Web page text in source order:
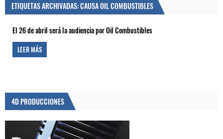
ETIQUETAS ARCHIVADAS: CAUSA OIL COMBUSTIBLES
El 26 de abril será la audiencia por Oil Combustibles
LEER MÁS
4D PRODUCCIONES